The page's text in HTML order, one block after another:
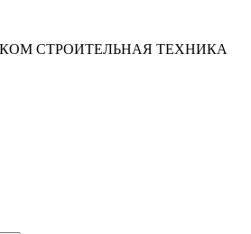
СТРОИТЕЛЬНАЯ ТЕХНИКА